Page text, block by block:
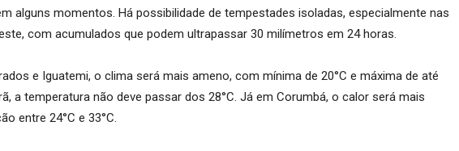
alguns momentos. Há possibilidade de tempestades isoladas, especialmente nas
com acumulados que podem ultrapassar 30 milímetros em 24 horas.
e Iguatemi, o clima será mais ameno, com mínima de 20°C e máxima de até
a temperatura não deve passar dos 28°C. Já em Corumbá, o calor será mais
entre 24°C e 33°C.